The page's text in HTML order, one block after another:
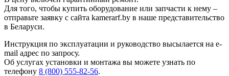
Для того, чтобы купить оборудование или запчасти к нему –
отправьте заявку с сайта kamerarf.by в наше представительство
в Беларуси.
Инструкция по эксплуатации и руководство высылается на e-
mail адрес по запросу.
Об услугах установки и монтажа вы можете узнать по
телефону 8 (800) 555-82-56.